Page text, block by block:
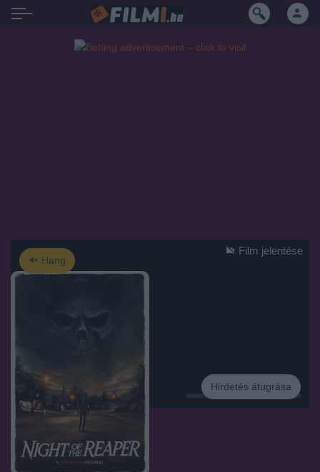
Hang
Hirdetés
Hirdetés átugrása
Film jelentése